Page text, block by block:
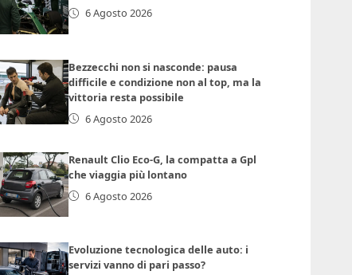
6 Agosto 2026
Bezzecchi non si nasconde: pausa
difficile e condizione non al top, ma la
vittoria resta possibile
6 Agosto 2026
Renault Clio Eco-G, la compatta a Gpl
che viaggia più lontano
6 Agosto 2026
Evoluzione tecnologica delle auto: i
servizi vanno di pari passo?